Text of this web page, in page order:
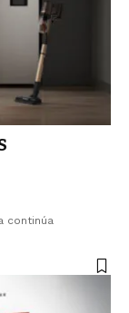
continúa